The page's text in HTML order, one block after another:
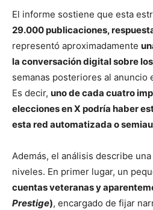
El informe sostiene que esta
29.000 publicaciones,
representó aproximadamente
la conversación digital sobre
semanas posteriores al anuncio
Es decir, uno de cada cuatro
elecciones en X podría haber
esta red automatizada o
Además, el análisis describe
niveles. En primer lugar, un
cuentas veteranas y
Prestige), encargado de fijar